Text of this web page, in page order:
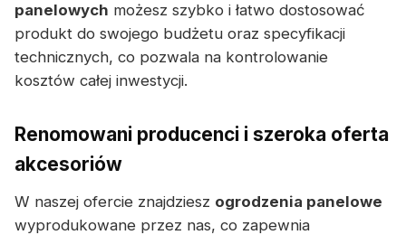
panelowych możesz szybko i łatwo dostosować
produkt do swojego budżetu oraz specyfikacji
technicznych, co pozwala na kontrolowanie
kosztów całej inwestycji.
Renomowani producenci i szeroka oferta
akcesoriów
W naszej ofercie znajdziesz ogrodzenia panelowe
wyprodukowane przez nas, co zapewnia